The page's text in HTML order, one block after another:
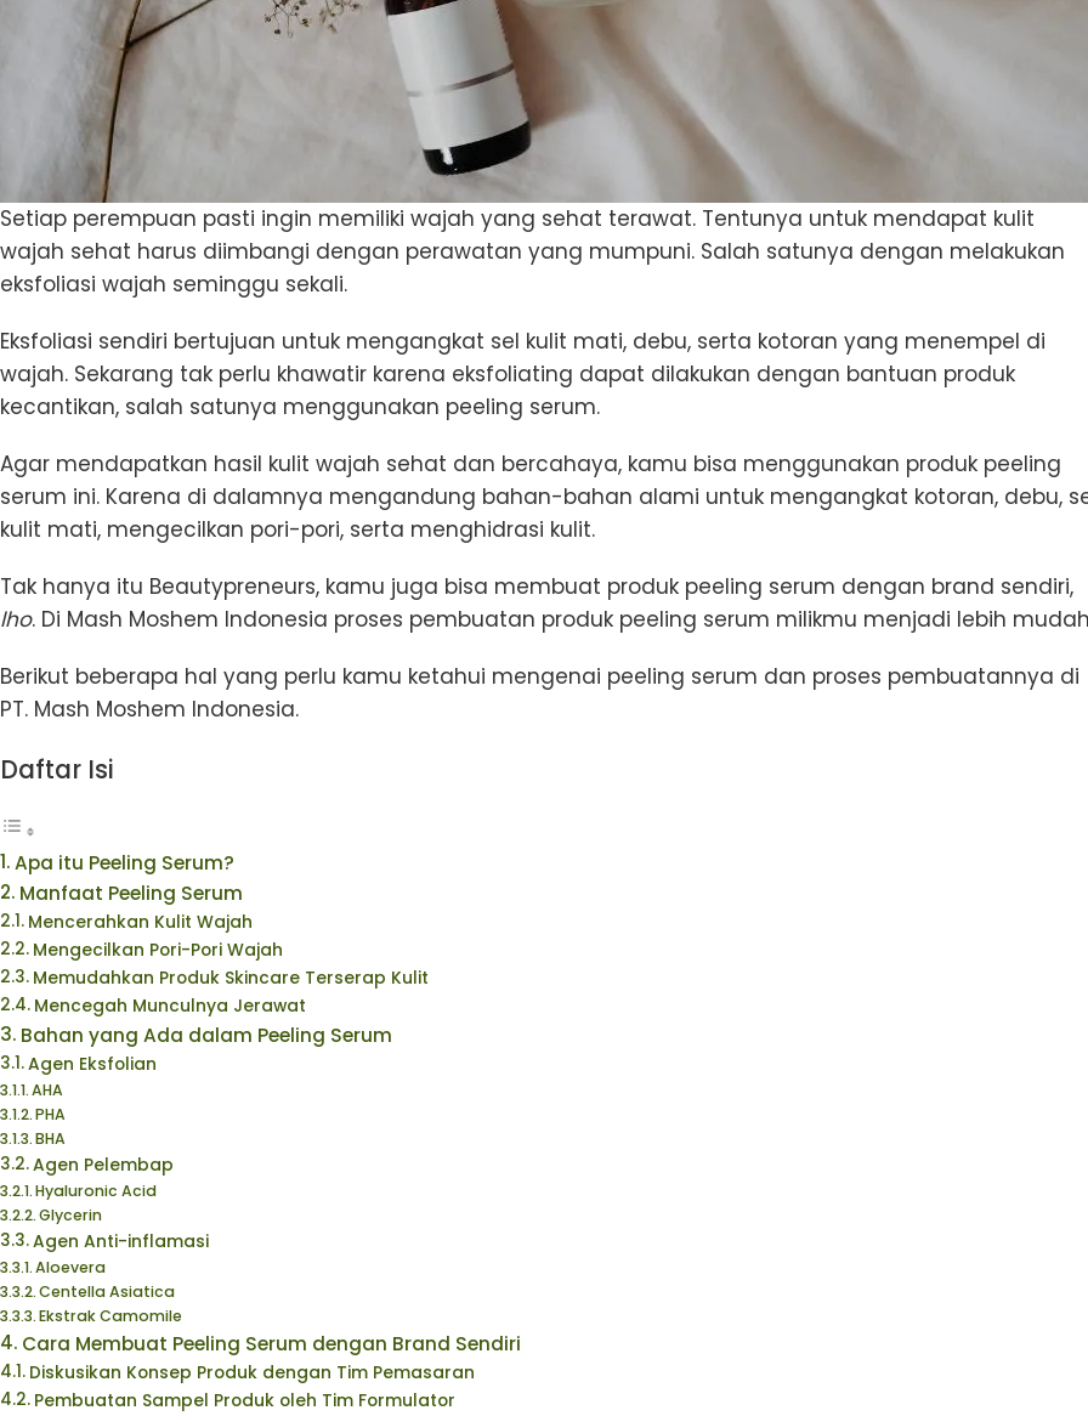
Setiap perempuan pasti ingin memiliki wajah yang sehat terawat. Tentunya untuk mendapat kulit
wajah sehat harus diimbangi dengan perawatan yang mumpuni. Salah satunya dengan melakukan
eksfoliasi wajah seminggu sekali.
Eksfoliasi sendiri bertujuan untuk mengangkat sel kulit mati, debu, serta kotoran yang menempel di
wajah. Sekarang tak perlu khawatir karena eksfoliating dapat dilakukan dengan bantuan produk
kecantikan, salah satunya menggunakan peeling serum.
Agar mendapatkan hasil kulit wajah sehat dan bercahaya, kamu bisa menggunakan produk peeling
serum ini. Karena di dalamnya mengandung bahan-bahan alami untuk mengangkat kotoran, debu,
kulit mati, mengecilkan pori-pori, serta menghidrasi kulit.
Tak hanya itu Beautypreneurs, kamu juga bisa membuat produk peeling serum dengan brand sendiri,
lho. Di Mash Moshem Indonesia proses pembuatan produk peeling serum milikmu menjadi lebih
Berikut beberapa hal yang perlu kamu ketahui mengenai peeling serum dan proses pembuatannya di
PT. Mash Moshem Indonesia.
Daftar Isi
Apa itu Peeling Serum?
Manfaat Peeling Serum
Mencerahkan Kulit Wajah
Mengecilkan Pori-Pori Wajah
Memudahkan Produk Skincare Terserap Kulit
Mencegah Munculnya Jerawat
Bahan yang Ada dalam Peeling Serum
Agen Eksfolian
AHA
PHA
BHA
Agen Pelembap
Hyaluronic Acid
Glycerin
Agen Anti-inflamasi
Aloevera
Centella Asiatica
Ekstrak Camomile
Cara Membuat Peeling Serum dengan Brand Sendiri
Diskusikan Konsep Produk dengan Tim Pemasaran
Pembuatan Sampel Produk oleh Tim Formulator